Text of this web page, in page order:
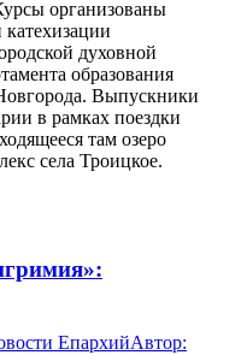
организованы
духовной
образования
Выпускники
в рамках поездки
там озеро
села Троицкое.
ЕпархийАвтор: